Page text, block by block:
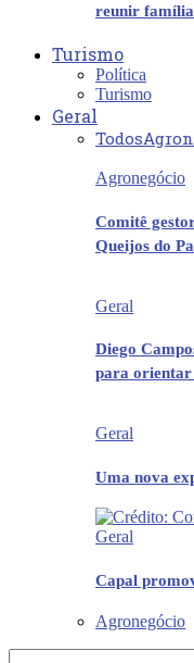
reunir
Turismo
Política
Turismo
Geral
Todos
Agronegócio
Comitê
Queijos do
Geral
Diego
para
Geral
Uma nova
Geral
Capal
Agronegócio